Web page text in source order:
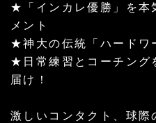
★「インカレ優勝」を本
メント
★神大の伝統「ハードワ
★日常練習とコーチング
届け！
激しいコンタクト、球際